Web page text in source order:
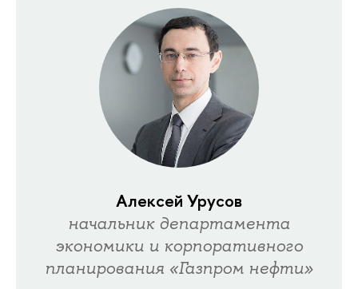
Алексей Урусов
начальник департамента
экономики и корпоративного
планирования «Газпром нефти»